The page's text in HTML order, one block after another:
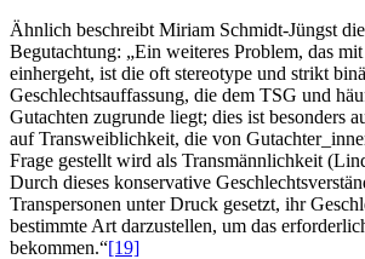
Ähnlich beschreibt Miriam Schmidt-Jüngst
Begutachtung: „Ein weiteres Problem, das
einhergeht, ist die oft stereotype und strikt
Geschlechtsauffassung, die dem TSG und
Gutachten zugrunde liegt; dies ist besonders
auf Transweiblichkeit, die von
Frage gestellt wird als Transmännlichkeit
Durch dieses konservative
Transpersonen unter Druck gesetzt, ihr
bestimmte Art darzustellen, um das
bekommen.“[19]